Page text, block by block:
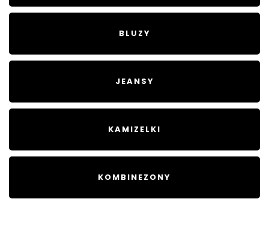
BLUZY
JEANSY
KAMIZELKI
KOMBINEZONY